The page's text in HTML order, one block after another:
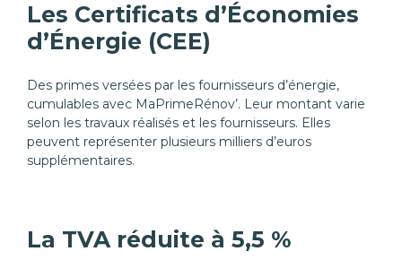
Les Certificats d’Économies
d’Énergie (CEE)
Des primes versées par les fournisseurs d’énergie,
cumulables avec MaPrimeRénov’. Leur montant varie
selon les travaux réalisés et les fournisseurs. Elles
peuvent représenter plusieurs milliers d’euros
supplémentaires.
La TVA réduite à 5,5 %